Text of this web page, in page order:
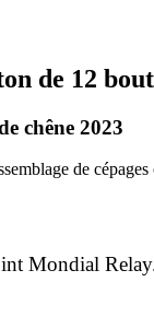
de 12
chêne 2023
de
Mondial